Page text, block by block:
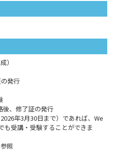
）
発行
、修了証の発行
年3月30日まで）であれば、We
も受講・受験することができま
参照